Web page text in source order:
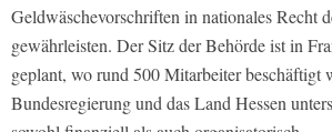
Geldwäschevorschriften in nationales Recht
gewährleisten. Der Sitz der Behörde ist in
geplant, wo rund 500 Mitarbeiter beschäftigt
Bundesregierung und das Land Hessen